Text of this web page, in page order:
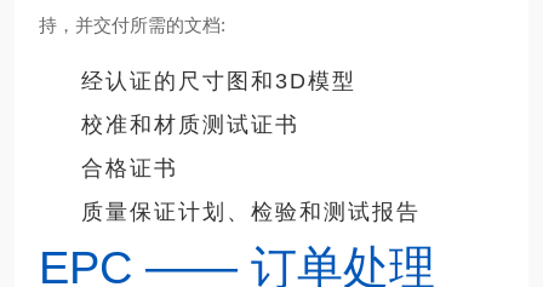
持，并交付所需的文档:
经认证的尺寸图和3D模型
校准和材质测试证书
合格证书
质量保证计划、检验和测试报告
EPC —— 订单处理